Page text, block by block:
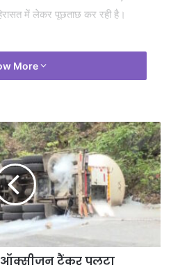
में लेकर पूछताछ कर रही है।
More
टैंकर पलटा